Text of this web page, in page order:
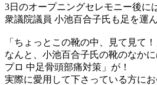
3日のオープニングセレモニー後に
衆議院議員 小池百合子氏も足を運
「ちょっとこの靴の中、見て見て！
なんと、小池百合子氏の靴のなか
プロ 中足骨頭部痛対策」が！
実際に愛用して下さっている方に